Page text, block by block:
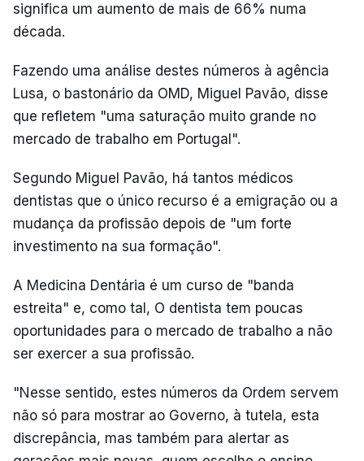
significa um aumento de mais de 66% numa
década.
Fazendo uma análise destes números à agência
Lusa, o bastonário da OMD, Miguel Pavão, disse
que refletem "uma saturação muito grande no
mercado de trabalho em Portugal".
Segundo Miguel Pavão, há tantos médicos
dentistas que o único recurso é a emigração ou a
mudança da profissão depois de "um forte
investimento na sua formação".
A Medicina Dentária é um curso de "banda
estreita" e, como tal, O dentista tem poucas
oportunidades para o mercado de trabalho a não
ser exercer a sua profissão.
"Nesse sentido, estes números da Ordem servem
não só para mostrar ao Governo, à tutela, esta
discrepância, mas também para alertar as